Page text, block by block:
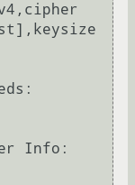
Info: